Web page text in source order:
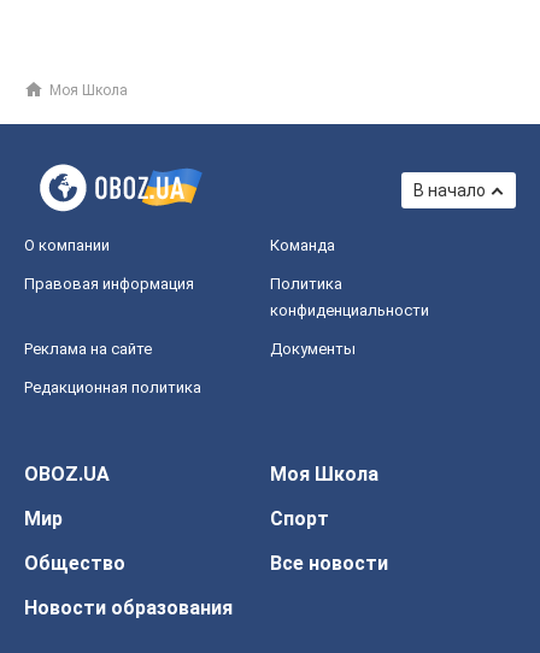
Моя Школа
В начало
О компании Команда
Правовая информация
Политика
конфиденциальности
Реклама на сайте Документы
Редакционная политика
OBOZ.UA
Моя Школа
Мир
Спорт
Общество
Все новости
Новости образования